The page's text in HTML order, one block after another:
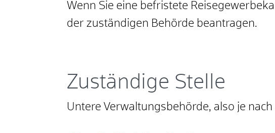
Wenn Sie eine befristete
der zuständigen Behörde beantragen.
Zuständige Stelle
Untere Verwaltungsbehörde, also je